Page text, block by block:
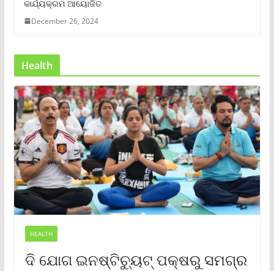
କାର୍ଯ୍ୟକ୍ରମ ଆୟୋଜିତ
December 26, 2024
Health
HEALTH
ଦି ଯୋଗ ଇନଷ୍ଟିଚ୍ୟୁଟ୍ ପକ୍ଷରୁ ସମଗ୍ର